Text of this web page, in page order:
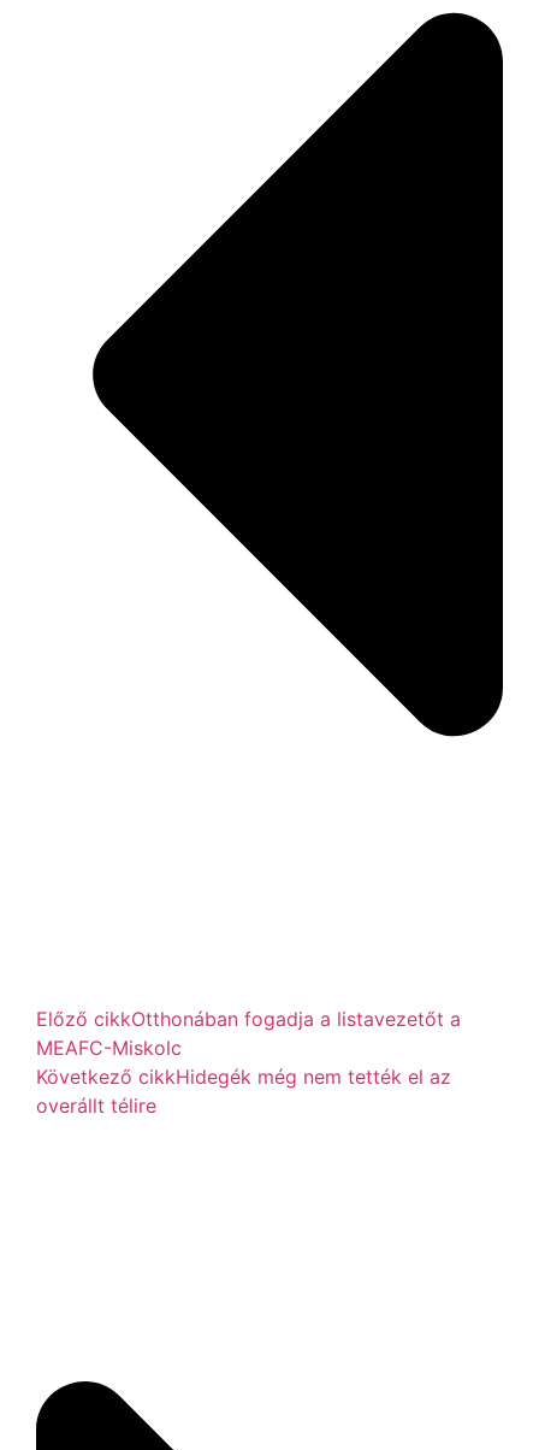
Előző cikkOtthonában fogadja a listavezetőt a
MEAFC-Miskolc
Következő cikkHidegék még nem tették el az
overállt télire